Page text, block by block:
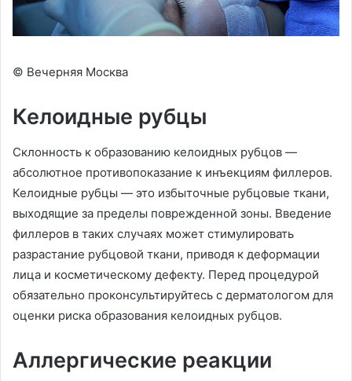
© Вечерняя Москва
Келоидные рубцы
Склонность к образованию келоидных рубцов —
абсолютное противопоказание к инъекциям филлеров.
Келоидные рубцы — это избыточные рубцовые ткани,
выходящие за пределы поврежденной зоны. Введение
филлеров в таких случаях может стимулировать
разрастание рубцовой ткани, приводя к деформации
лица и косметическому дефекту. Перед процедурой
обязательно проконсультируйтесь с дерматологом для
оценки риска образования келоидных рубцов.
Аллергические реакции